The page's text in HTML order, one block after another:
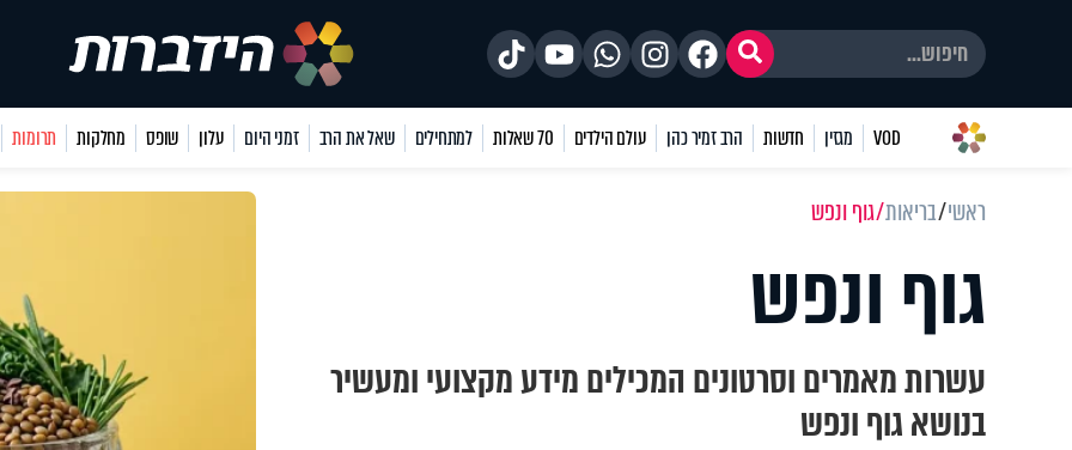
VOD מגזין חדשות הרב זמיר כהן עולם הילדים 70 שאלות למתחילים שאל את הרב זמני היום עלון שופס מחלקות תרומות
ראשי בריאות גוף ונפש
גוף ונפש
עשרות מאמרים וסרטונים המכילים מידע מקצועי ומעשיר
בנושא גוף ונפש